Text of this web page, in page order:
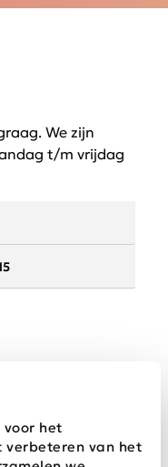
voor het
verbeteren van het
We zijn
t/m vrijdag